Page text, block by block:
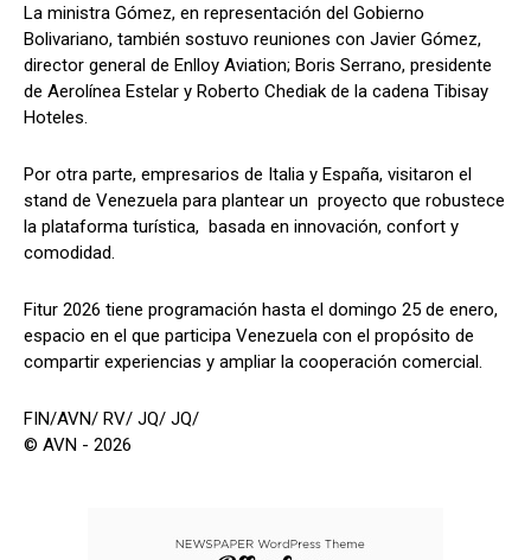
La ministra Gómez, en representación del Gobierno
Bolivariano, también sostuvo reuniones con Javier Gómez,
director general de Enlloy Aviation; Boris Serrano, presidente
de Aerolínea Estelar y Roberto Chediak de la cadena Tibisay
Hoteles.
Por otra parte, empresarios de Italia y España, visitaron el
stand de Venezuela para plantear un proyecto que robustece
la plataforma turística, basada en innovación, confort y
comodidad.
Fitur 2026 tiene programación hasta el domingo 25 de enero,
espacio en el que participa Venezuela con el propósito de
compartir experiencias y ampliar la cooperación comercial.
FIN/AVN/ RV/ JQ/ JQ/
© AVN - 2026